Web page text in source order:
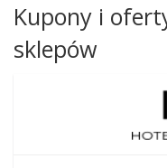
Kupony i
sklepów